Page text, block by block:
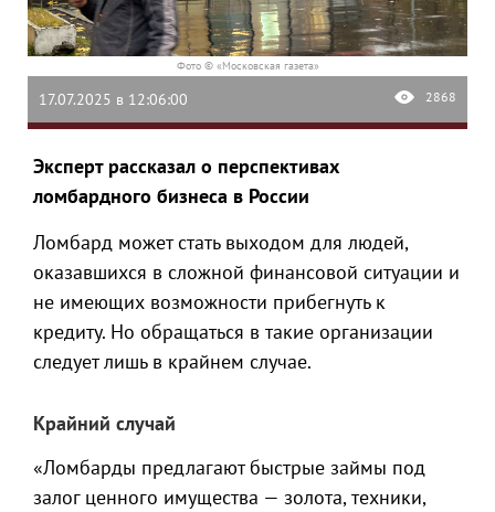
Фото © «Московская газета»
17.07.2025 в 12:06:00 2868
Эксперт рассказал о перспективах
ломбардного бизнеса в России
Ломбард может стать выходом для людей,
оказавшихся в сложной финансовой ситуации и
не имеющих возможности прибегнуть к
кредиту. Но обращаться в такие организации
следует лишь в крайнем случае.
Крайний случай
«Ломбарды предлагают быстрые займы под
залог ценного имущества — золота, техники,